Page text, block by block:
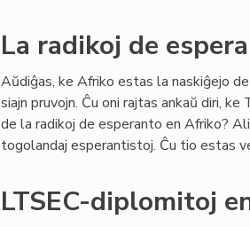
La radikoj de
Aŭdiĝas, ke Afriko estas la naskiĝejo
siajn pruvojn. Ĉu oni rajtas ankaŭ diri,
de la radikoj de esperanto en Afriko?
togolandaj esperantistoj. Ĉu tio estas
LTSEC-diplomitoj